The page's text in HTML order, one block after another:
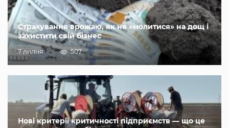
Страхування врожаю, як не «молитися» на дощ і
захистити свій бізнес
7 липня 507
Нові критерії критичності підприємств — що це